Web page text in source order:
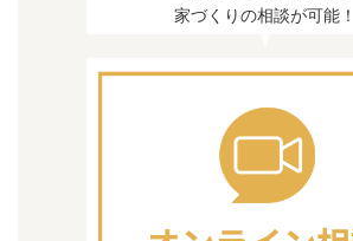
家づくりの相談が可能！